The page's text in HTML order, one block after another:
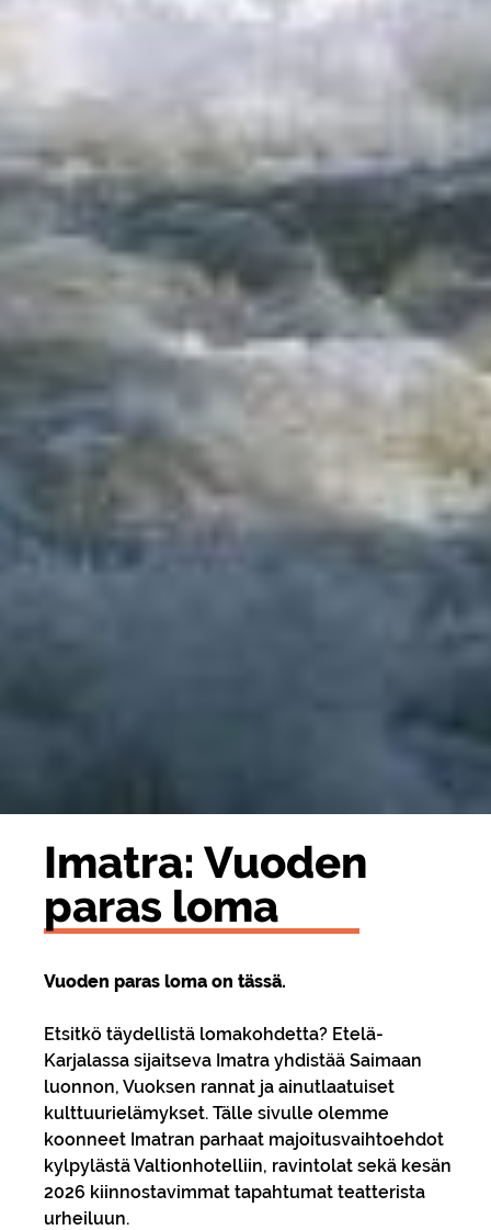
Imat­ra: Vuo­den
paras loma
Vuoden paras loma on tässä.
Etsitkö täydellistä lomakohdetta? Etelä-
Karjalassa sijaitseva Imatra yhdistää Saimaan
luonnon, Vuoksen rannat ja ainutlaatuiset
kulttuurielämykset. Tälle sivulle olemme
koonneet Imatran parhaat majoitusvaihtoehdot
kylpylästä Valtionhotelliin, ravintolat sekä kesän
2026 kiinnostavimmat tapahtumat teatterista
urheiluun.